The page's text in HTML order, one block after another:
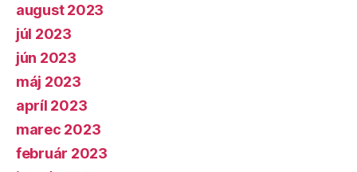
august 2023
júl 2023
jún 2023
máj 2023
apríl 2023
marec 2023
február 2023